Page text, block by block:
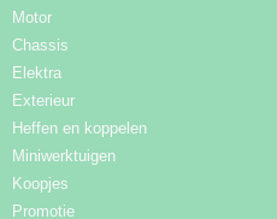
Motor
Chassis
Elektra
Exterieur
Heffen en koppelen
Miniwerktuigen
Koopjes
Promotie